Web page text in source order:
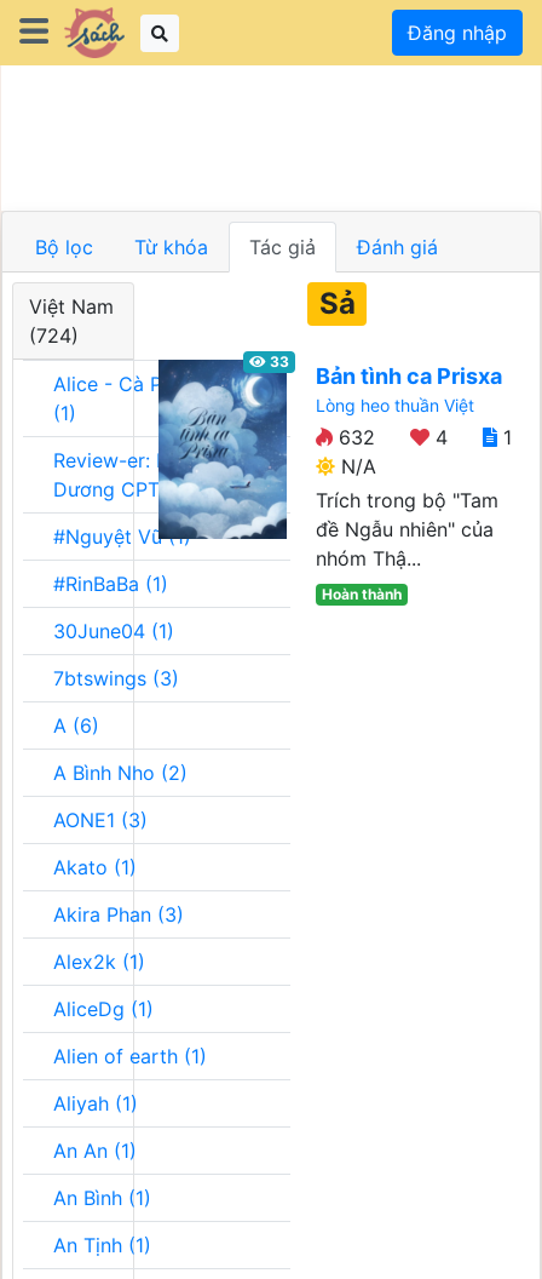
Đăng nhập
Bộ lọc Từ khóa Tác giả Đánh giá
Việt Nam
(724)
Alice - Cà Phê Team
(1)
Review-er: Dương
Dương CPT (1)
#Nguyệt Vũ (1)
#RinBaBa (1)
30June04 (1)
7btswings (3)
A (6)
A Bình Nho (2)
AONE1 (3)
Akato (1)
Akira Phan (3)
Alex2k (1)
AliceDg (1)
Alien of earth (1)
Aliyah (1)
An An (1)
An Bình (1)
An Tịnh (1)
Sả
33
Bản tình ca Prisxa
Lòng heo thuần Việt
632 4
1
N/A
Trích trong bộ "Tam
đề Ngẫu nhiên" của
nhóm Thậ...
Hoàn thành